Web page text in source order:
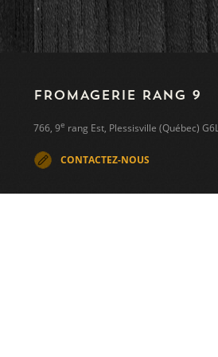
FROMAGERIE RANG 9
766, 9e rang Est, Plessisville (Québec)
CONTACTEZ-NOUS